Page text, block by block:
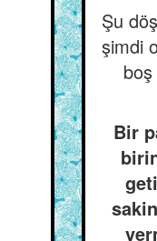
Şu
şimdi
Bir